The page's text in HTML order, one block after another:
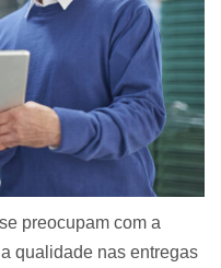
preocupam com a
qualidade nas entregas